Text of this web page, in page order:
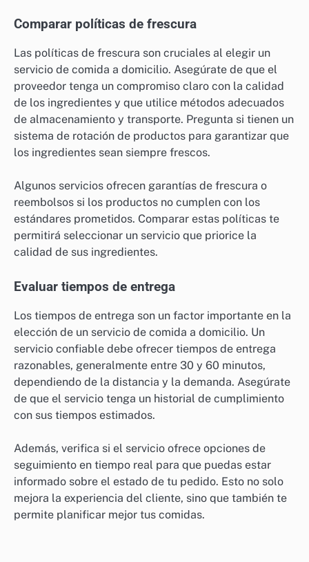
la frescura es generalmente más confiable.
Además, considera la cantidad de reseñas. Un servicio
con muchas opiniones puede ofrecer una visión más
clara de su desempeño en comparación con uno con
pocas reseñas. Las experiencias de otros usuarios te
ayudarán a evitar sorpresas desagradables.
Comparar políticas de frescura
Las políticas de frescura son cruciales al elegir un
servicio de comida a domicilio. Asegúrate de que el
proveedor tenga un compromiso claro con la calidad
de los ingredientes y que utilice métodos adecuados
de almacenamiento y transporte. Pregunta si tienen un
los ingredientes sean siempre frescos.
Algunos servicios ofrecen garantías de frescura o
reembolsos si los productos no cumplen con los
estándares prometidos. Comparar estas políticas te
permitirá seleccionar un servicio que priorice la
calidad de sus ingredientes.
Evaluar tiempos de entrega
Los tiempos de entrega son un factor importante en la
elección de un servicio de comida a domicilio. Un
servicio confiable debe ofrecer tiempos de entrega
razonables, generalmente entre 30 y 60 minutos,
dependiendo de la distancia y la demanda. Asegúrate